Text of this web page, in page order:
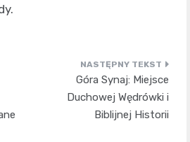
Góra Synaj: Miejsce
Duchowej Wędrówki i
Biblijnej Historii